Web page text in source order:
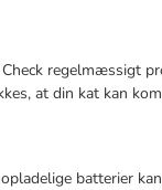
regelmæssigt
at din kat kan
batterier